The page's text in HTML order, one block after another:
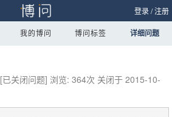
登录/注册
我的博问 博问标签 详细问题
[已关闭问题] 浏览: 364次 关闭于 2015-10-